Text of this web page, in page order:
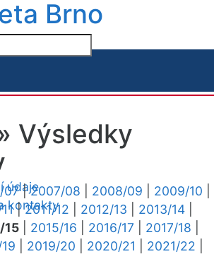
Brno
údaje
kontakty
Výsledky
07|2007/08 2008/09 2009/10
|2011/12 2012/13 2013/14
15
2015/16 2016/17 2017/18
2019/20 2020/21 2021/22